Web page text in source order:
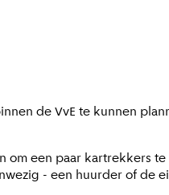
de VvE te kunnen
om een paar kartrekkers
- een huurder of de